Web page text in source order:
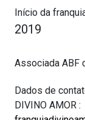
Início da
2019
Associada ABF
Dados de
DIVINO AMOR :